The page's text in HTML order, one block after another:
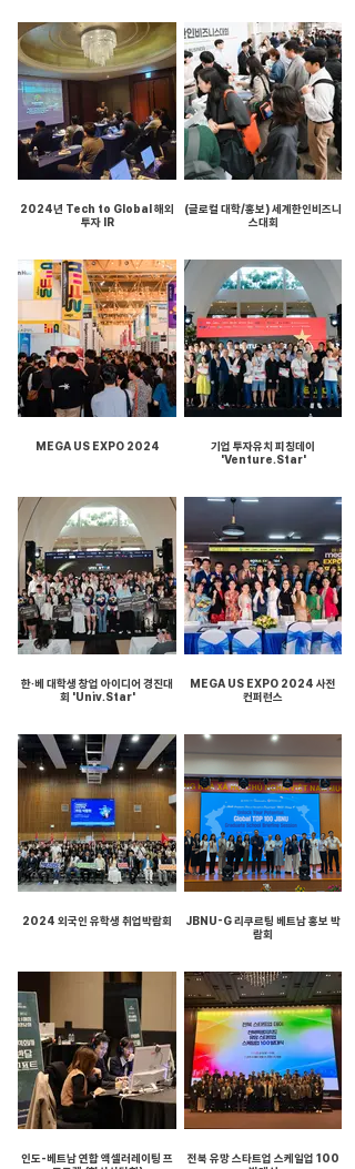
2024년 Tech to Global 해외
투자 IR
(글로컬 대학/홍보) 세계한인비즈니
스대회
MEGA US EXPO 2024
기업 투자유치 피칭데이
'Venture.Star'
한·베 대학생 창업 아이디어 경진대
회 'Univ.Star'
MEGA US EXPO 2024 사전
컨퍼런스
2024 외국인 유학생 취업박람회
JBNU-G 리쿠르팅 베트남 홍보 박
람회
인도-베트남 연합 액셀러레이팅 프
전북 유망 스타트업 스케일업 100